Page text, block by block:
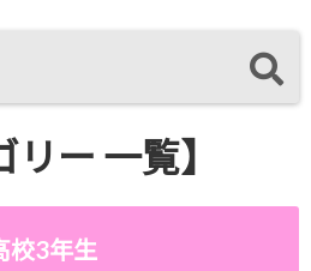
リー 一覧】
校3年生